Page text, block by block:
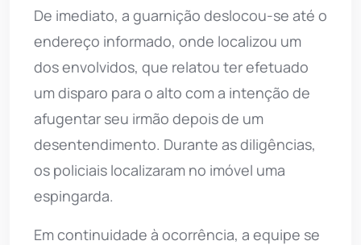
De imediato, a guarnição deslocou-se até o
endereço informado, onde localizou um
dos envolvidos, que relatou ter efetuado
um disparo para o alto com a intenção de
afugentar seu irmão depois de um
desentendimento. Durante as diligências,
os policiais localizaram no imóvel uma
espingarda.
Em continuidade à ocorrência, a equipe se